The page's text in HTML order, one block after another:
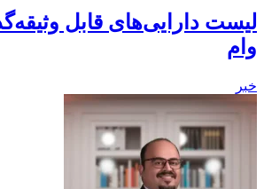
دارایی‌های قابل